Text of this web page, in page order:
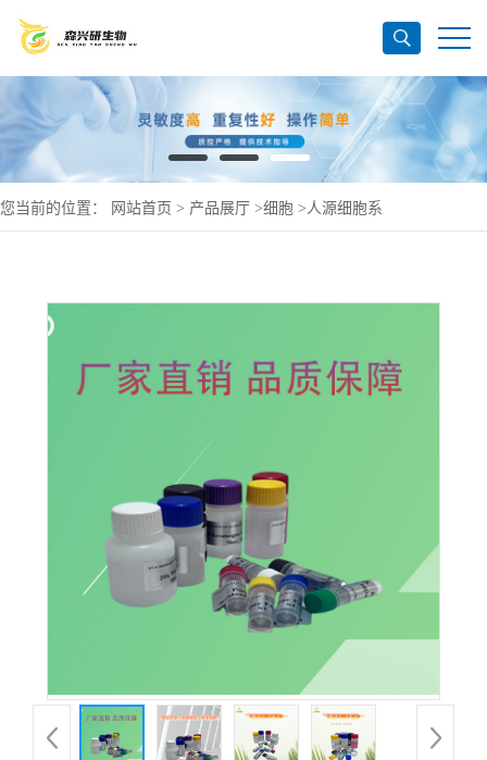
您当前的位置： 网站首页 > 产品展厅 >细胞 >人源细胞系